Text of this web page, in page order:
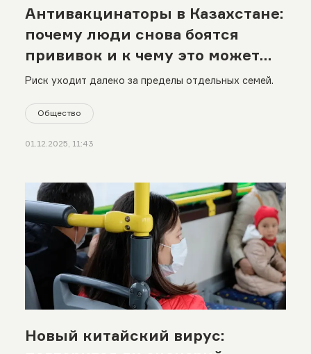
Антивакцинаторы в Казахстане:
почему люди снова боятся
прививок и к чему это может
привести
Риск уходит далеко за пределы отдельных семей.
Общество
01.12.2025, 11:43
Новый китайский вирус: